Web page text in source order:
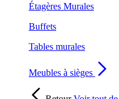
Étagères Murales
Buffets
Tables murales
Meubles à sièges